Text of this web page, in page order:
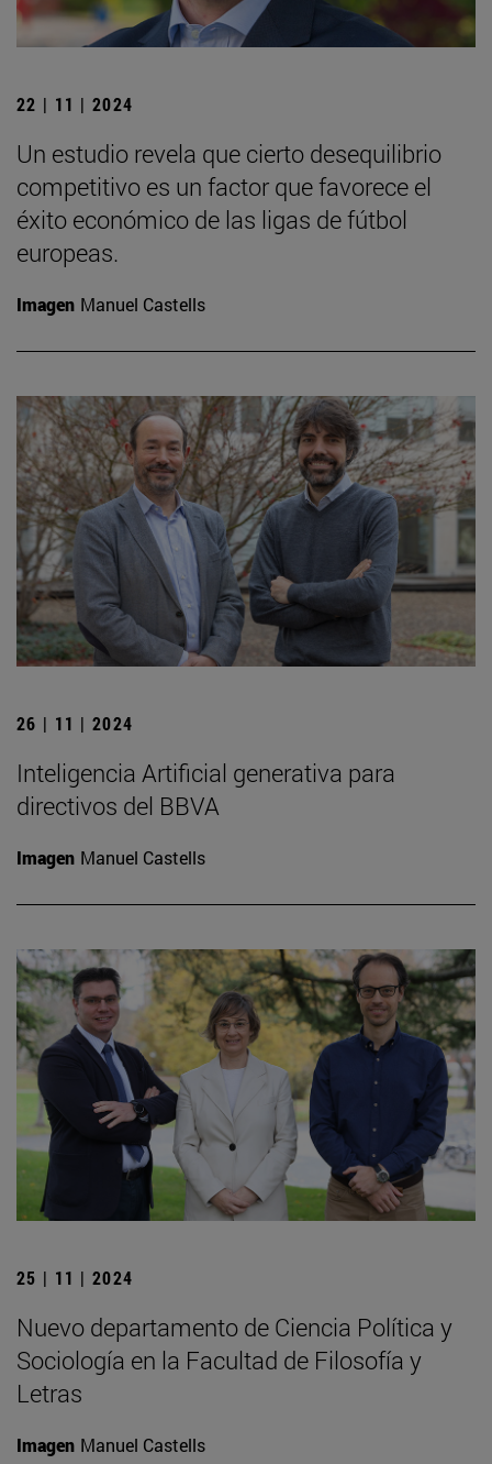
22 | 11 | 2024
Un estudio revela que cierto desequilibrio
competitivo es un factor que favorece el
éxito económico de las ligas de fútbol
europeas.
Imagen Manuel Castells
26 | 11 | 2024
Inteligencia Artificial generativa para
directivos del BBVA
Imagen Manuel Castells
25 | 11 | 2024
Nuevo departamento de Ciencia Política y
Sociología en la Facultad de Filosofía y
Letras
Imagen Manuel Castells